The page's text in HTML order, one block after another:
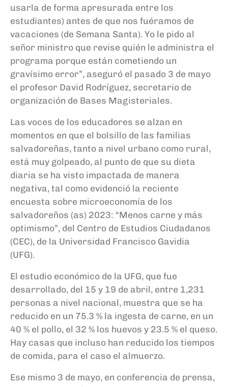
usarla de forma apresurada entre los
estudiantes) antes de que nos fuéramos de
vacaciones (de Semana Santa). Yo le pido al
señor ministro que revise quién le administra el
programa porque están cometiendo un
gravísimo error”, aseguró el pasado 3 de mayo
el profesor David Rodríguez, secretario de
organización de Bases Magisteriales.
Las voces de los educadores se alzan en
momentos en que el bolsillo de las familias
salvadoreñas, tanto a nivel urbano como rural,
está muy golpeado, al punto de que su dieta
diaria se ha visto impactada de manera
negativa, tal como evidenció la reciente
encuesta sobre microeconomía de los
salvadoreños (as) 2023: “Menos carne y más
optimismo”, del Centro de Estudios Ciudadanos
(CEC), de la Universidad Francisco Gavidia
(UFG).
El estudio económico de la UFG, que fue
desarrollado, del 15 y 19 de abril, entre 1,231
personas a nivel nacional, muestra que se ha
reducido en un 75.3 % la ingesta de carne, en un
40 % el pollo, el 32 % los huevos y 23.5 % el queso.
Hay casas que incluso han reducido los tiempos
de comida, para el caso el almuerzo.
Ese mismo 3 de mayo, en conferencia de prensa,